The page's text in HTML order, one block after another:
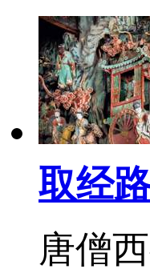
取经
唐僧